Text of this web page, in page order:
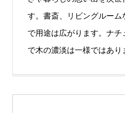
す。書斎、リビングルーム
で用途は広がります。ナ
で木の濃淡は一様ではあり